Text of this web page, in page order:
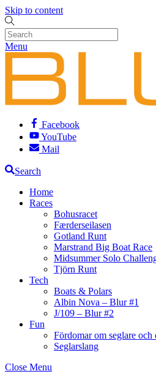
Skip to content
Menu
Facebook
YouTube
Mail
Search
Home
Races
Bohusracet
Færderseilasen
Gotland Runt
Marstrand Big Boat Race
Midsummer Solo
Tjörn Runt
Tech
Boats & Polars
Albin Nova – Blur #1
J/109 – Blur #2
Fun
Fördomar om seglare och
Seglarslang
Close Menu